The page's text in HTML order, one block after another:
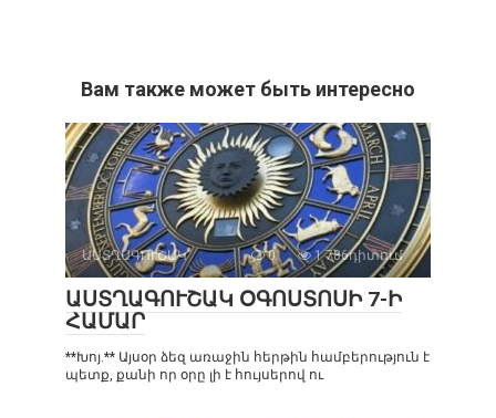
Вам также может быть интересно
ԱՍՏՂԱԳՈՒՇԱԿ 0 1 786դիտում
ԱՍՏՂԱԳՈՒՇԱԿ ՕԳՈՍՏՈՍԻ 7-Ի
ՀԱՄԱՐ
**Խոյ.** Այսօր ձեզ առաջին հերթին համբերություն է
պետք, քանի որ օրը լի է հույսերով ու